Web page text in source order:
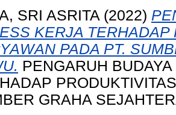
SRI ASRITA (2022)
KERJA
PADA PT.
PENGARUH
GRAHA